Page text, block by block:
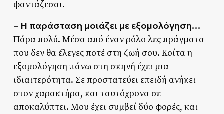
φαντάζεσαι.
– Η παράσταση μοιάζει με εξομολόγηση…
Πάρα πολύ. Μέσα από έναν ρόλο λες πράγματα
που δεν θα έλεγες ποτέ στη ζωή σου. Κοίτα η
εξομολόγηση πάνω στη σκηνή έχει μια
ιδιαιτερότητα. Σε προστατεύει επειδή ανήκει
στον χαρακτήρα, και ταυτόχρονα σε
αποκαλύπτει. Μου έχει συμβεί δύο φορές, και